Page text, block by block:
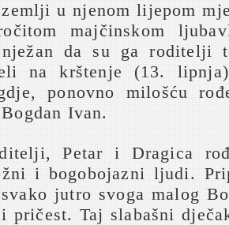
u njenom lijepom
majčinskom
da su ga roditelji
na krštenje (13.
ponovno milošću
Ivan.
Petar i Dragica
i bogobojazni ljudi.
jutro svoga malog
pričest. Taj slabašni